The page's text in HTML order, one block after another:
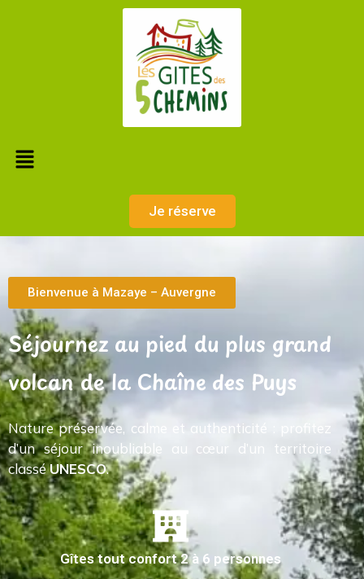
Je réserve
Bienvenue à Mazaye – Auvergne
Séjournez au pied du plus grand
volcan de la Chaîne des Puys
Nature préservée, calme et authenticité : profitez
d’un séjour inoubliable au cœur d’un territoire
classéUNESCO.
Gîtes tout confort 2 à 6 personnes